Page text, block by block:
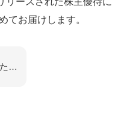
てお届けします。
た…